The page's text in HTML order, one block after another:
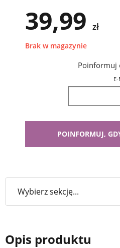
39,99 zł
Brak w magazynie
Poinformuj
Opis produktu